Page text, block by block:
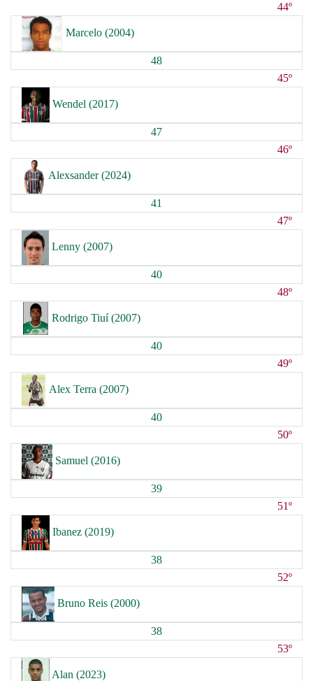
44º
Marcelo (2004)
48
45º
Wendel (2017)
47
46º
Alexsander (2024)
41
47º
Lenny (2007)
40
48º
Rodrigo Tiuí (2007)
40
49º
Alex Terra (2007)
40
50º
Samuel (2016)
39
51º
Ibanez (2019)
38
52º
Bruno Reis (2000)
38
53º
Alan (2023)